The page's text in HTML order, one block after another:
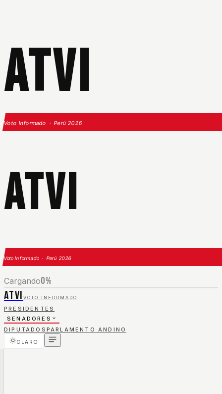
ATVI
Voto Informado · Perú 2026
ATVI
Voto Informado · Perú 2026
Cargando0%
ATVI VOTO INFORMADO
PRESIDENTES
SENADORES
DIPUTADOS PARLAMENTO ANDINO
CLARO